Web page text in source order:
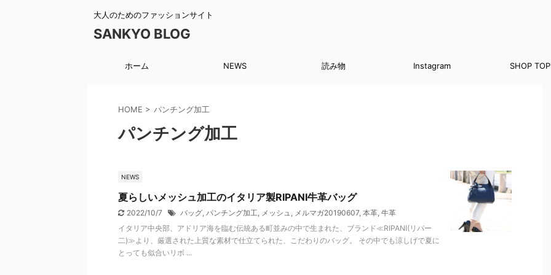
大人のためのファッションサイト
SANKYO BLOG
ホーム NEWS 読み物 Instagram SHOP TOP
HOME > パンチング加工
パンチング加工
NEWS
夏らしいメッシュ加工のイタリア製RIPANI牛革バッグ
2022/10/7 バッグ, パンチング加工, メッシュ , メルマガ20190607, 本革, 牛革
イタリア中央部、アドリア海を臨む伝統ある町並みの中で生まれた、ブランド≪RIPANI(リパー
二)≫より、厳選された上質な素材で仕立てられた、こだわりのバッグ。 その中でも涼しげで夏に
とっても似合いリボ ...